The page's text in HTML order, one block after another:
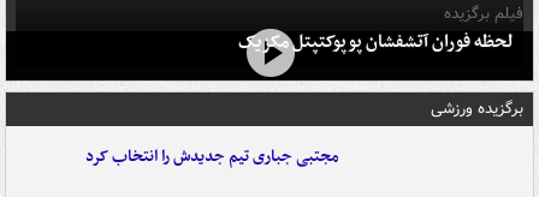
فیلم برگزیده
لحظه فوران آتشفشان پوپوکتپتل مکزیک
برگزیده ورزشی
مجتبی جباری تیم جدیدش را انتخاب کرد